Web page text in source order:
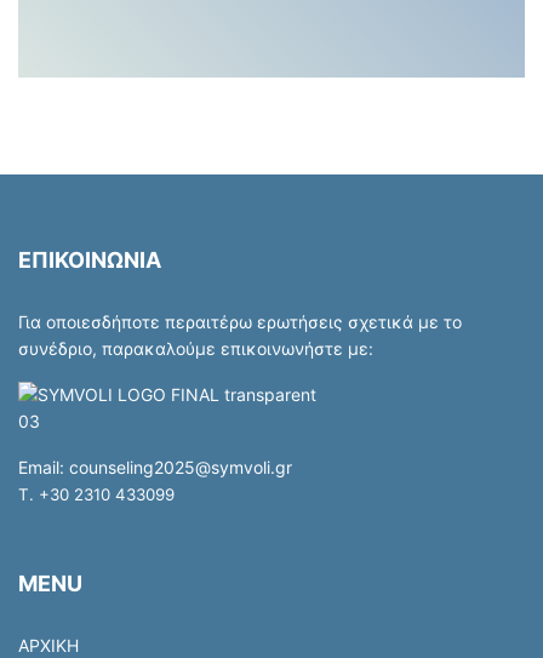
ΕΠΙΚΟΙΝΩΝΙΑ
Για οποιεσδήποτε περαιτέρω ερωτήσεις σχετικά με το
συνέδριο, παρακαλούμε επικοινωνήστε με:
Email: counseling2025@symvoli.gr
T. +30 2310 433099
MENU
ΑΡΧΙΚΗ